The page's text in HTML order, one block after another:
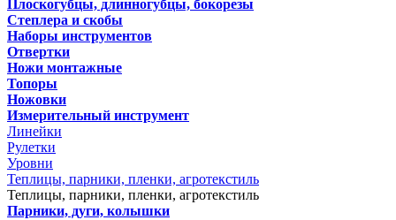
Плоскогубцы, длинногубцы, бокорезы
Степлера и скобы
Наборы инструментов
Отвертки
Ножи монтажные
Топоры
Ножовки
Измерительный инструмент
Линейки
Рулетки
Уровни
Теплицы, парники, пленки, агротекстиль
Теплицы, парники, пленки, агротекстиль
Парники, дуги, колышки